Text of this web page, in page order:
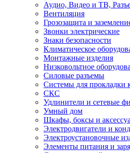
Аудио, Видео и ТВ,
Вентиляция
Грозозащита и
Звонки электрические
Знаки безопасности
Климатическое
Монтажные изделия
Низковольтное
Силовые разъемы
Системы для прокладки
СКС
Удлинители и сетевые
Умный дом
Шкафы, боксы и
Электродвигатели и
Электроустановочные
Элементы питания и